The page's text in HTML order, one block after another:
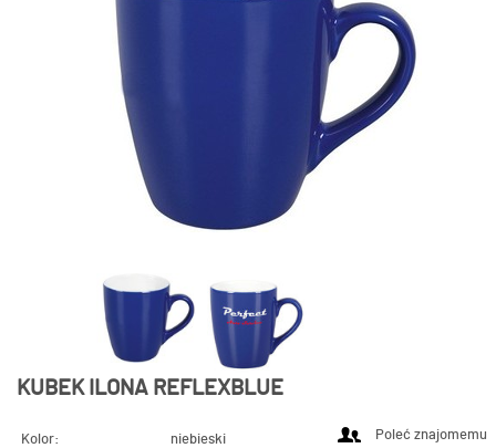
KUBEK ILONA REFLEXBLUE
Kolor:
niebieski
Poleć znajomemu